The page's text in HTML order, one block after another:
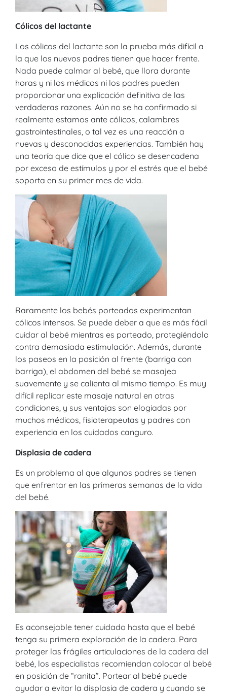
Cólicos del lactante
Los cólicos del lactante son la prueba más difícil a
la que los nuevos padres tienen que hacer frente.
Nada puede calmar al bebé, que llora durante
horas y ni los médicos ni los padres pueden
proporcionar una explicación definitiva de las
verdaderas razones. Aún no se ha confirmado si
realmente estamos ante cólicos, calambres
gastrointestinales, o tal vez es una reacción a
nuevas y desconocidas experiencias. También hay
una teoría que dice que el cólico se desencadena
por exceso de estímulos y por el estrés que el bebé
soporta en su primer mes de vida.
Raramente los bebés porteados experimentan
cólicos intensos. Se puede deber a que es más fácil
cuidar al bebé mientras es porteado, protegiéndolo
contra demasiada estimulación. Además, durante
los paseos en la posición al frente (barriga con
barriga), el abdomen del bebé se masajea
suavemente y se calienta al mismo tiempo. Es muy
difícil replicar este masaje natural en otras
condiciones, y sus ventajas son elogiadas por
muchos médicos, fisioterapeutas y padres con
experiencia en los cuidados canguro.
Displasia de cadera
Es un problema al que algunos padres se tienen
que enfrentar en las primeras semanas de la vida
del bebé.
Es aconsejable tener cuidado hasta que el bebé
tenga su primera exploración de la cadera. Para
proteger las frágiles articulaciones de la cadera del
bebé, los especialistas recomiendan colocar al bebé
en posición de “ranita”. Portear al bebé puede
ayudar a evitar la displasia de cadera y cuando se